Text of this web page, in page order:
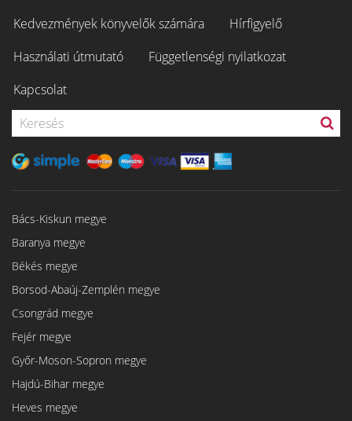
Kedvezmények könyvelők számára
Hírfigyelő
Használati útmutató
Függetlenségi nyilatkozat
Kapcsolat
Bács-Kiskun megye
Baranya megye
Békés megye
Borsod-Abaúj-Zemplén megye
Csongrád megye
Fejér megye
Győr-Moson-Sopron megye
Hajdú-Bihar megye
Heves megye